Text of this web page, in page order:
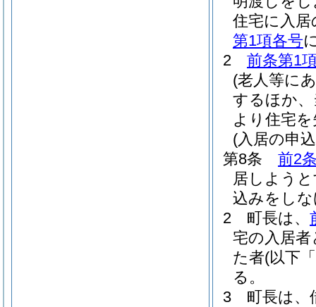
住宅に入
第1項各号
2
前条第1
(老人等に
するほか
より住宅
(入居の申
第8条
前2
居しよう
込みをし
2
町長は、
宅の入居
た者(以下
る。
3
町長は、